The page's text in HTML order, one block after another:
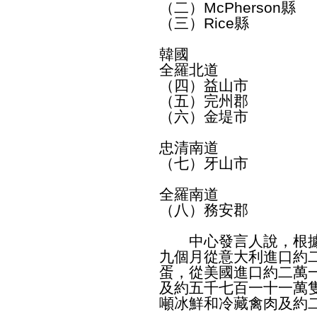
（二）McPherson縣
（三）Rice縣
韓國
全羅北道
（四）益山市
（五）完州郡
（六）金堤市
忠清南道
（七）牙山市
全羅南道
（八）務安郡
中心發言人說，根據
九個月從意大利進口約
蛋，從美國進口約二萬
及約五千七百一十一萬
噸冰鮮和冷藏禽肉及約